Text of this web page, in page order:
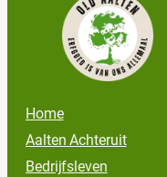
Home
Aalten Achteruit
Bedrijfsleven